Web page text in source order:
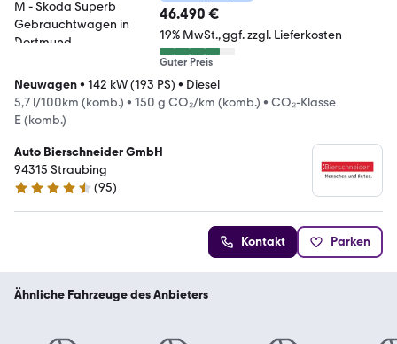
46.490 €
19% MwSt. ggf. zzgl. Lieferkosten
Guter Preis
Neuwagen• 142 kW (193 PS) • Diesel
5,7 l/100km (komb.) • 150 g CO₂/km (komb.) • CO₂-Klasse
E (komb.)
Auto Bierschneider GmbH
94315 Straubing
4.6 Sterne
(95)
Kontakt Parken
Ähnliche Fahrzeuge des Anbieters